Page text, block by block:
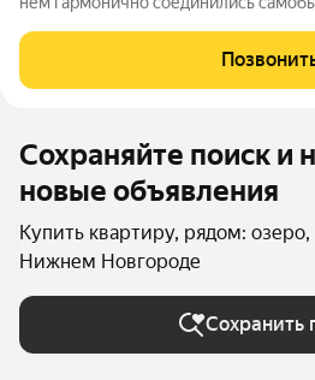
необходимое находится в шаговой
общественный транспорт, магазины,
Сохраняйте поиск и
новые объявления
Купить квартиру, рядом:
Нижнем Новгороде
Сохранить